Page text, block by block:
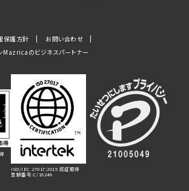
保護方針
お問い合わせ
Mazricaのビジネスパートナー
ISO/IEC 27017:2015 認証取得
登録番号:C/16246